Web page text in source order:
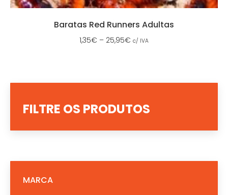
Baratas Red Runners Adultas
1,35€ – 25,95€ c/ IVA
FILTRE OS PRODUTOS
MARCA